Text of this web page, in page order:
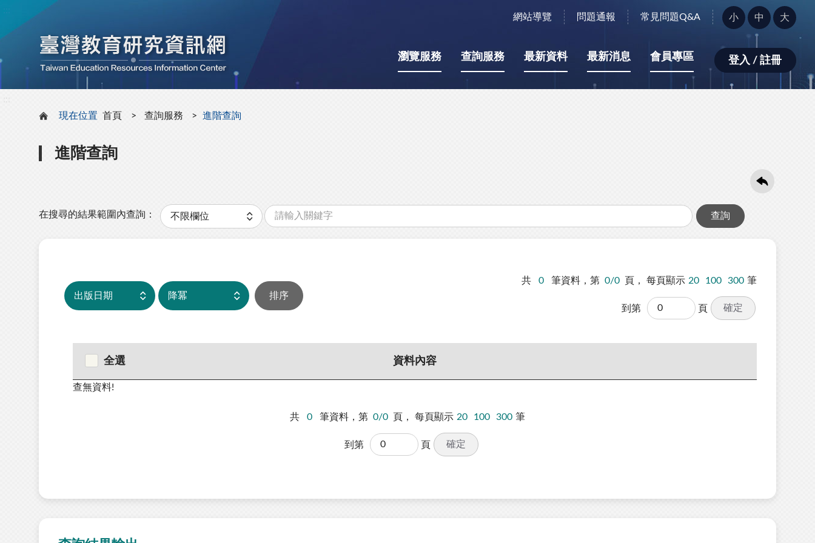
網站導覽 問題通報 常見問題Q&A
字
型
小：
小 中 大
瀏覽服務 查詢服務 最新資料 最新消息 會員專區 登入 / 註冊
現在位置 首頁 查詢服務 進階查詢
進階查詢
在搜尋的結果範圍內查詢：
類
字
查詢
共 0 筆資料，第 0/0 頁， 每頁顯示 20 100 300 筆
到第 頁 確定
全選 資料內容
查無資料!
共 0 筆資料，第 0/0 頁， 每頁顯示 20 100 300 筆
到第 頁 確定